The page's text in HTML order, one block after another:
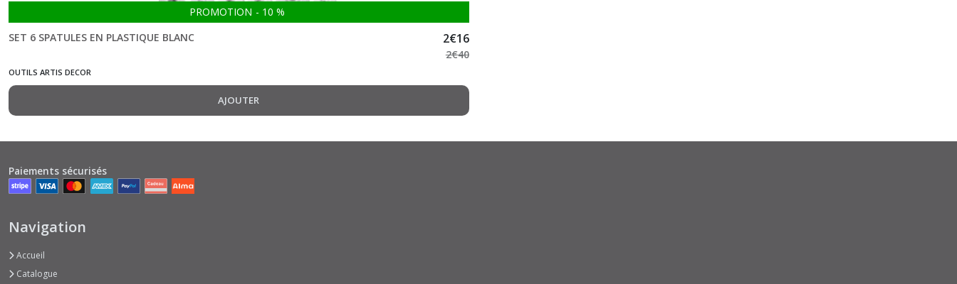
PROMOTION - 10 %
SET 6 SPATULES EN PLASTIQUE BLANC
2€16
2€40
OUTILS ARTIS DECOR
AJOUTER
Paiements sécurisés
Navigation
Accueil
Catalogue